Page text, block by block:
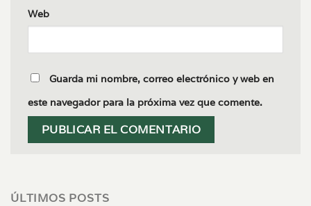
Web
Guarda mi nombre, correo electrónico y web en
este navegador para la próxima vez que comente.
ÚLTIMOS POSTS